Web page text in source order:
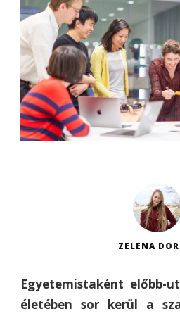
ZELENA
Egyetemistaként előbb-
életében sor kerül a